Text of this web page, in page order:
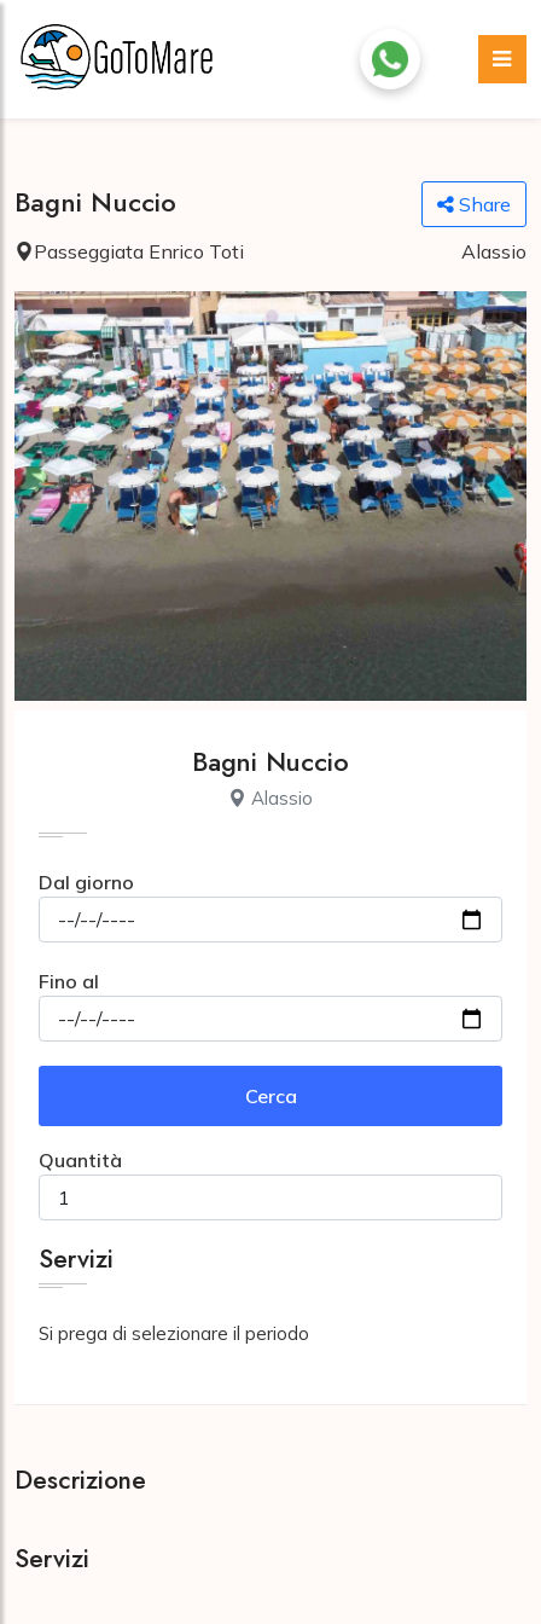
Bagni Nuccio
Share
Passeggiata Enrico Toti
Alassio
Bagni Nuccio
Alassio
Dal giorno
Fino al
Cerca
Quantità
Servizi
Si prega di selezionare il periodo
Descrizione
Servizi